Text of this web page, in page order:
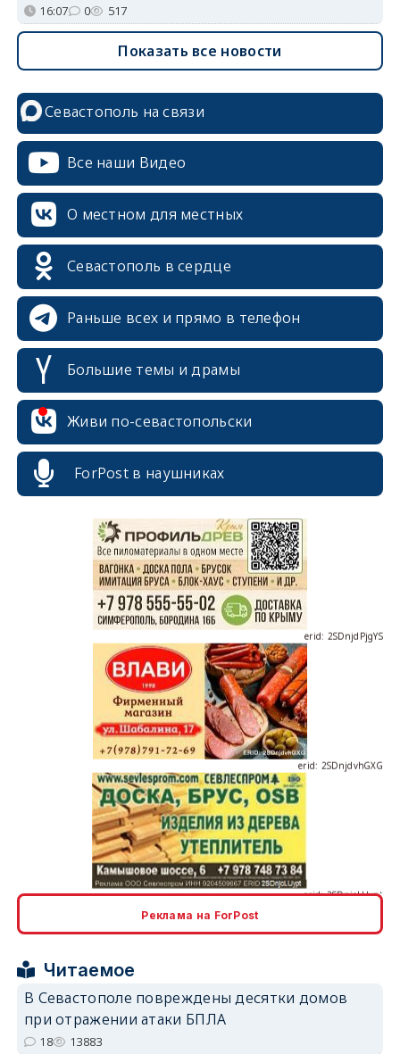
16:07 0 517
Показать все новости
Севастополь на связи
Все наши Видео
О местном для местных
Севастополь в сердце
Раньше всех и прямо в телефон
Большие темы и драмы
Живи по-севастопольски
ForPost в наушниках
erid: 2SDnjdPjgYS
erid: 2SDnjdvhGXG
Реклама на ForPost
Читаемое
В Севастополе повреждены десятки домов
при отражении атаки БПЛА
18 13883